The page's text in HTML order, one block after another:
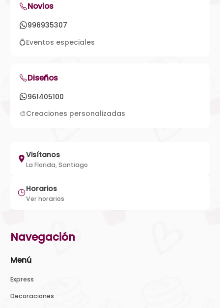
Novios
996935307
💍Eventos especiales
Diseños
961405100
🎨Creaciones personalizadas
Visítanos
La Florida, Santiago
Horarios
Ver horarios
Navegación
Menú
Express
Decoraciones